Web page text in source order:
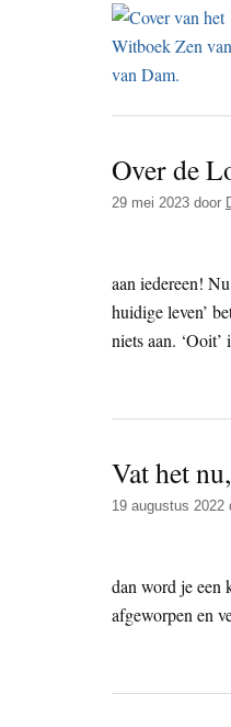
Over de
29 mei 2023 door
aan iedereen!
huidige leven’
niets aan.
Vat het
19 augustus 2022
dan word je een
afgeworpen en